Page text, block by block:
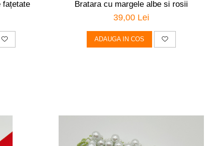
fațetate Bratara cu margele albe si rosii
39,00 Lei
ADAUGA IN COS